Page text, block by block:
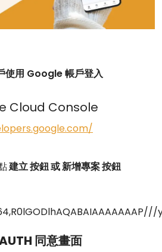
使用 Google 帳戶登入
Cloud Console
建立 按鈕 或 新增專案 按鈕
同意畫面